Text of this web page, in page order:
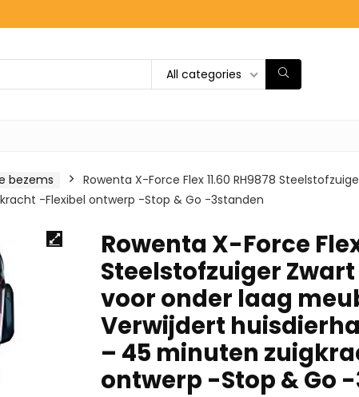
All categories
bezems
Rowenta X-Force Flex 11.60 RH9878
-Flexibel ontwerp -Stop & Go -3standen
Rowenta X-Force
Steelstofzuiger
voor onder laag
Verwijdert
– 45 minuten
ontwerp -Stop & Go